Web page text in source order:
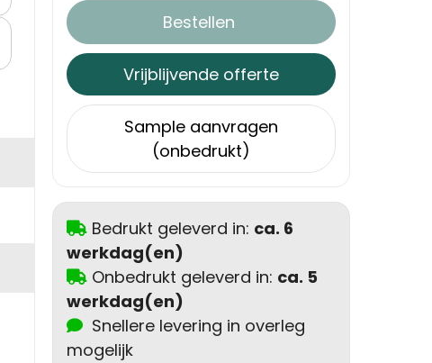
Bestellen
Vrijblijvende offerte
Sample aanvragen
(onbedrukt)
Bedrukt geleverd in: ca. 6
werkdag(en)
Onbedrukt geleverd in: ca. 5
werkdag(en)
Snellere levering in overleg
mogelijk